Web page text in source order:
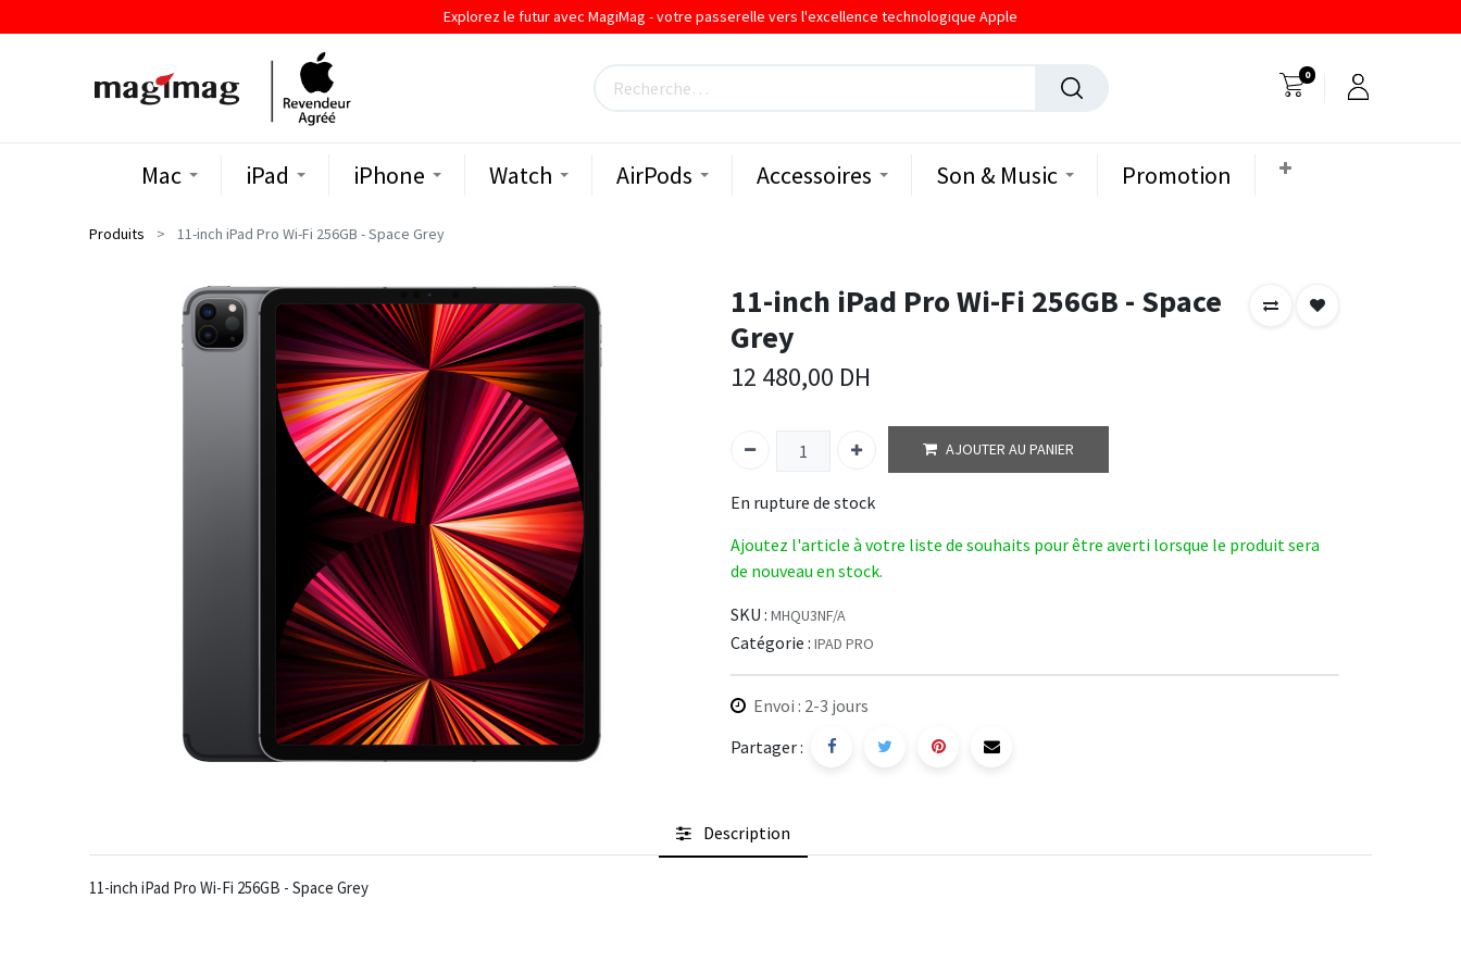
Explorez le futur avec MagiMag - votre passerelle vers l'excellence technologique Apple
0
Mac iPad iPhone Watch AirPods Accessoires Son & Music Promotion
Produits 11-inch iPad Pro Wi-Fi 256GB - Space Grey
11-inch iPad Pro Wi-Fi 256GB - Space
Grey
12 480,00 DH
AJOUTER AU PANIER
En rupture de stock
Ajoutez l'article à votre liste de souhaits pour être averti lorsque le produit sera
de nouveau en stock.
SKU : MHQU3NF/A
Catégorie : IPAD PRO
Envoi : 2-3 jours
Partager :
Description
11-inch iPad Pro Wi-Fi 256GB - Space Grey